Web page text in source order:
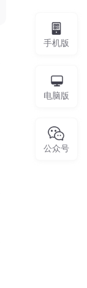
手机版
电脑版
公众号